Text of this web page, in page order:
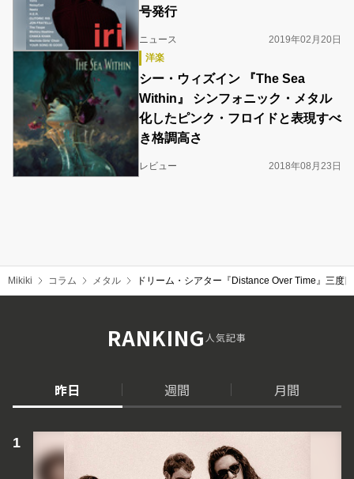
号発行
ニュース
2019年02月20日
洋楽
シー・ウィズイン 『The Sea
Within』 シンフォニック・メタル
化したピンク・フロイドと表現すべ
き格調高さ
レビュー 2018年08月23日
Mikiki コラム メタル ドリーム・シアター『Distance Over Time』三度
RANKING人気記事
昨日 週間 月間